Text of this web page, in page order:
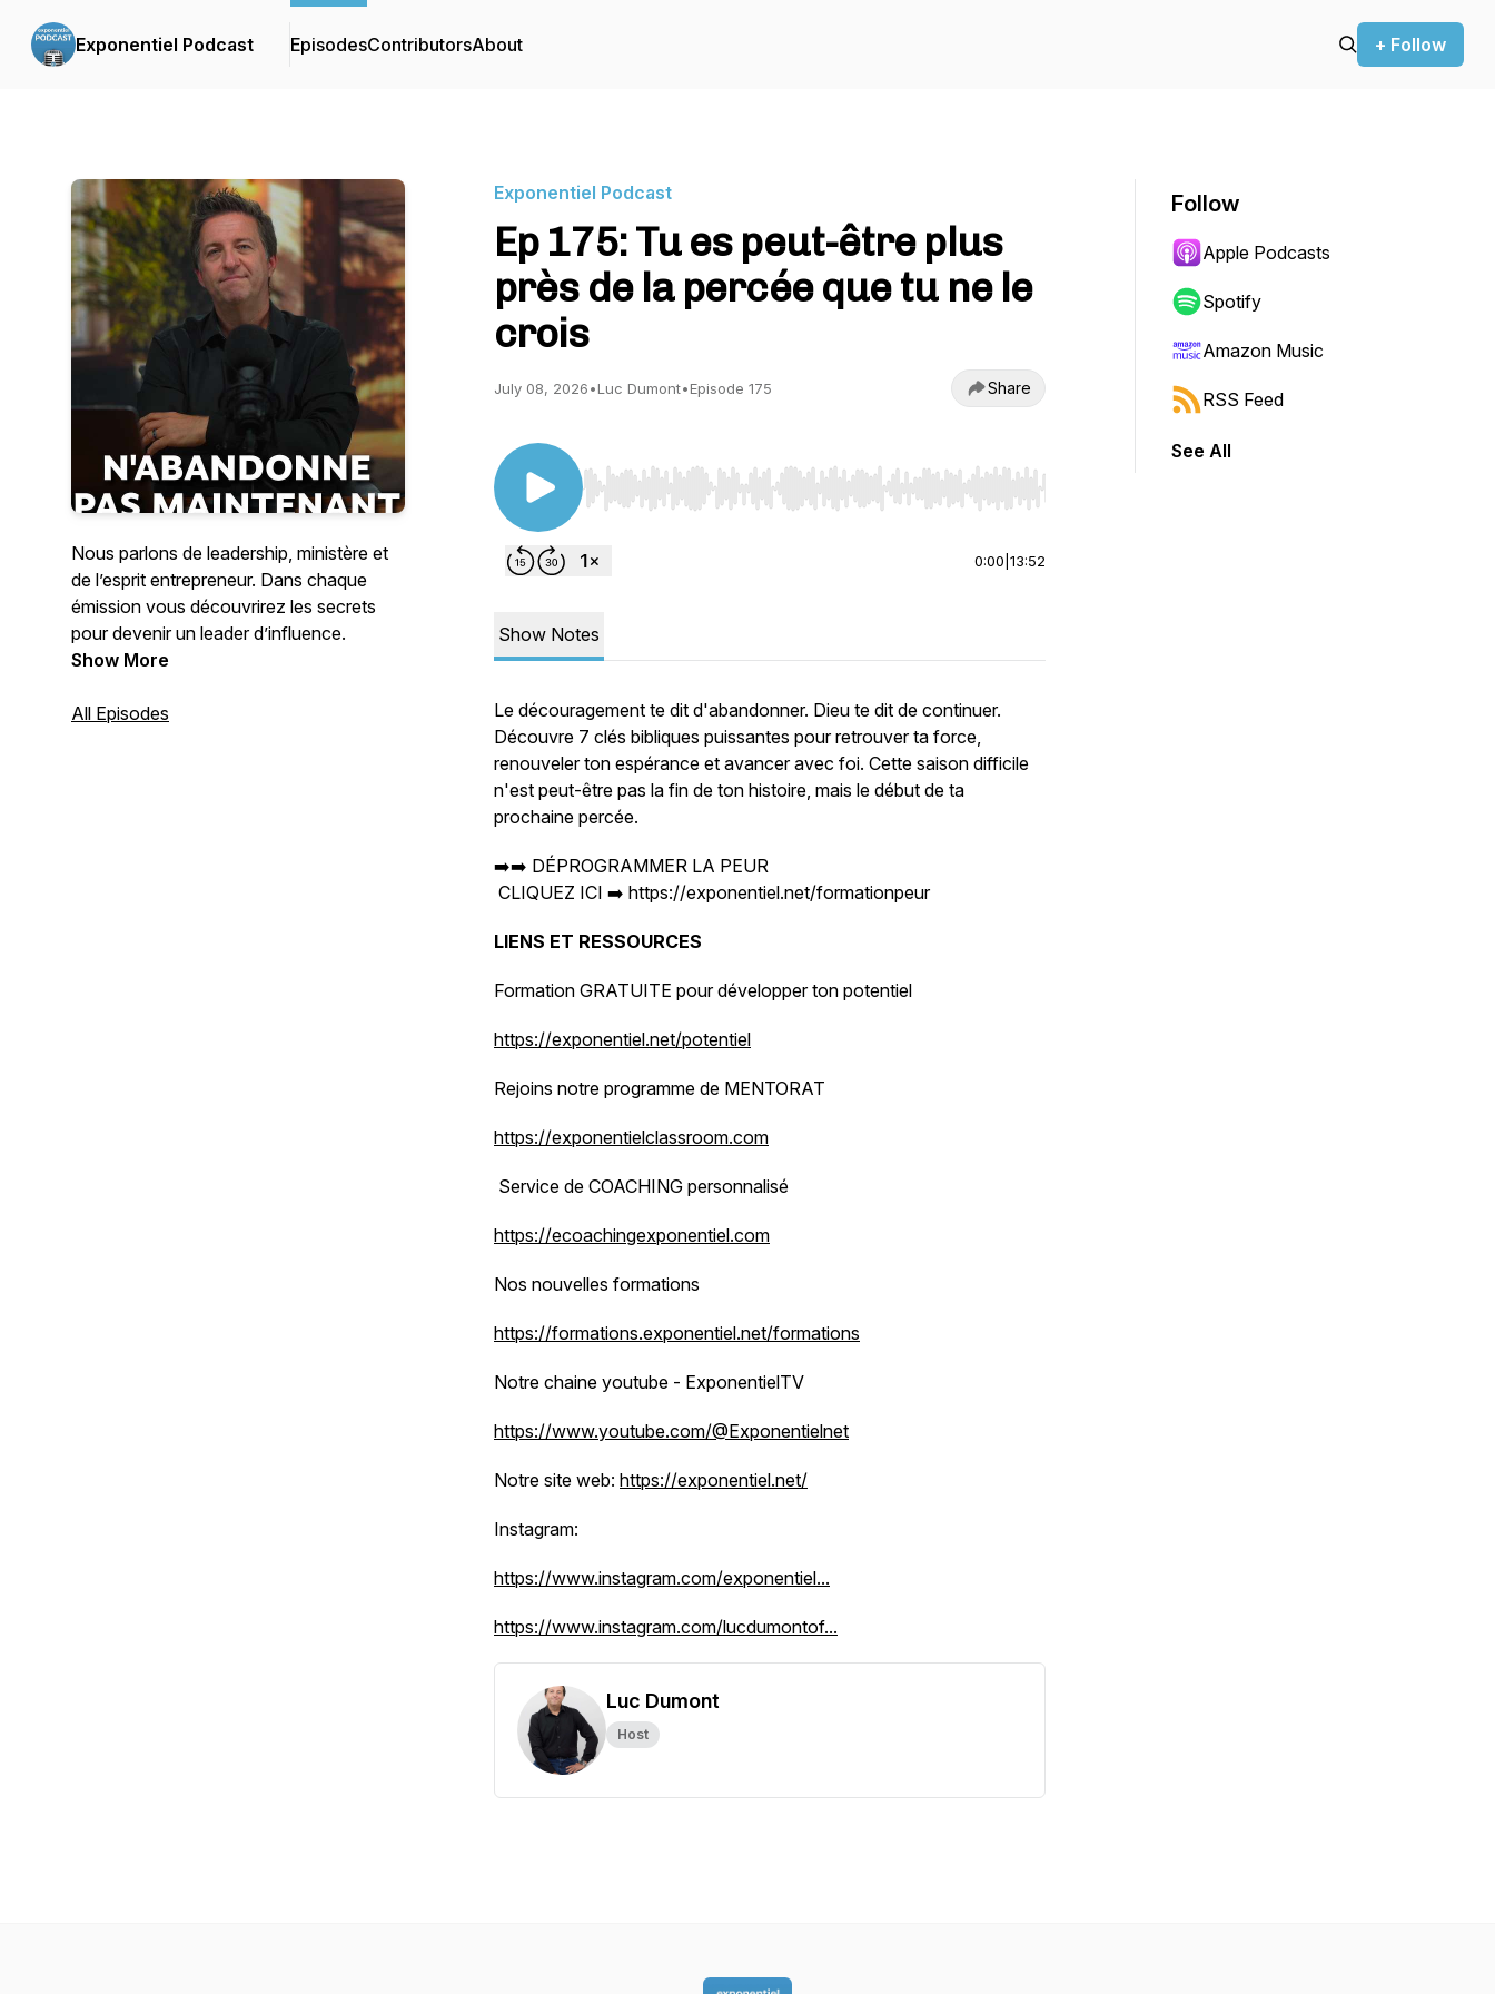
Exponentiel Podcast EpisodesContributorsAbout + Follow
Nous parlons de leadership, ministère et
de l’esprit entrepreneur. Dans chaque
émission vous découvrirez les secrets
pour devenir un leader d’influence.
Show More
All Episodes
Exponentiel Podcast
Ep 175: Tu es peut-être plus
près de la percée que tu ne le
crois
July 08, 2026•Luc Dumont•Episode 175 Share
Use Left/Right to seek, Home/End to jump to start or end. Hold shift to jump forward or backward.
0:00 13:52
Show Notes
Le découragement te dit d'abandonner. Dieu te dit de continuer.
Découvre 7 clés bibliques puissantes pour retrouver ta force,
renouveler ton espérance et avancer avec foi. Cette saison difficile
n'est peut-être pas la fin de ton histoire, mais le début de ta
prochaine percée.
➡️➡️ DÉPROGRAMMER LA PEUR
CLIQUEZ ICI ➡️ https://exponentiel.net/formationpeur
LIENS ET RESSOURCES
Formation GRATUITE pour développer ton potentiel
https://exponentiel.net/potentiel
Rejoins notre programme de MENTORAT
https://exponentielclassroom.com
Service de COACHING personnalisé
https://ecoachingexponentiel.com
Nos nouvelles formations
https://formations.exponentiel.net/formations
Notre chaine youtube - ExponentielTV
https://www.youtube.com/@Exponentielnet
Notre site web: https://exponentiel.net/
Instagram:
https://www.instagram.com/exponentiel...
https://www.instagram.com/lucdumontof...
Luc Dumont
Host
Follow
Apple Podcasts
Spotify
Amazon Music
RSS Feed
See All